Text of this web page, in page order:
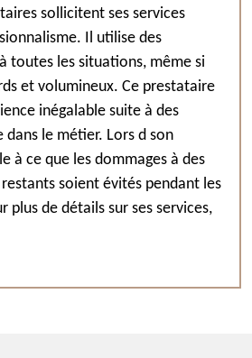
sollicitent ses services
Il utilise des
toutes les situations, même si
et volumineux. Ce prestataire
inégalable suite à des
dans le métier. Lors d son
à ce que les dommages à des
soient évités pendant les
plus de détails sur ses services,